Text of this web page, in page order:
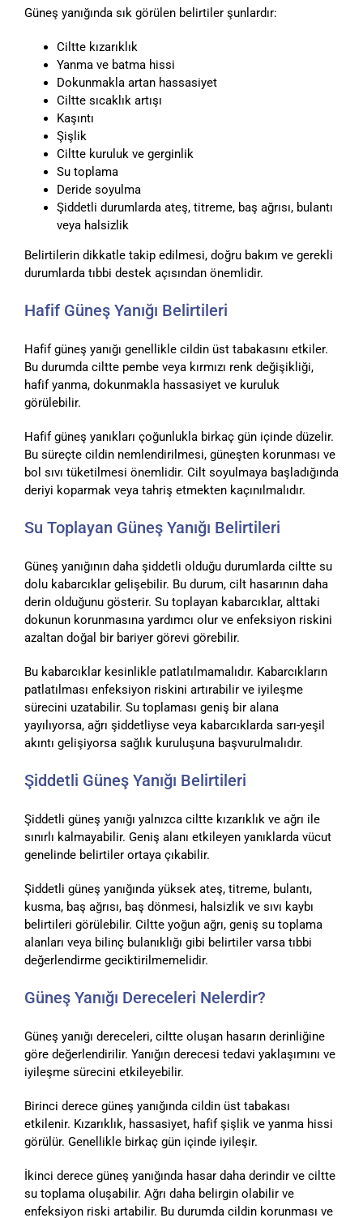
Güneş yanığında sık görülen belirtiler şunlardır:
Ciltte kızarıklık
Yanma ve batma hissi
Dokunmakla artan hassasiyet
Ciltte sıcaklık artışı
Kaşıntı
Şişlik
Ciltte kuruluk ve gerginlik
Su toplama
Deride soyulma
Şiddetli durumlarda ateş, titreme, baş ağrısı, bulantı
veya halsizlik
Belirtilerin dikkatle takip edilmesi, doğru bakım ve gerekli
durumlarda tıbbi destek açısından önemlidir.
Hafif Güneş Yanığı Belirtileri
Hafif güneş yanığı genellikle cildin üst tabakasını etkiler.
Bu durumda ciltte pembe veya kırmızı renk değişikliği,
hafif yanma, dokunmakla hassasiyet ve kuruluk
görülebilir.
Hafif güneş yanıkları çoğunlukla birkaç gün içinde düzelir.
Bu süreçte cildin nemlendirilmesi, güneşten korunması ve
bol sıvı tüketilmesi önemlidir. Cilt soyulmaya başladığında
deriyi koparmak veya tahriş etmekten kaçınılmalıdır.
Su Toplayan Güneş Yanığı Belirtileri
Güneş yanığının daha şiddetli olduğu durumlarda ciltte su
dolu kabarcıklar gelişebilir. Bu durum, cilt hasarının daha
derin olduğunu gösterir. Su toplayan kabarcıklar, alttaki
dokunun korunmasına yardımcı olur ve enfeksiyon riskini
azaltan doğal bir bariyer görevi görebilir.
Bu kabarcıklar kesinlikle patlatılmamalıdır. Kabarcıkların
patlatılması enfeksiyon riskini artırabilir ve iyileşme
sürecini uzatabilir. Su toplaması geniş bir alana
yayılıyorsa, ağrı şiddetliyse veya kabarcıklarda sarı-yeşil
akıntı gelişiyorsa sağlık kuruluşuna başvurulmalıdır.
Şiddetli Güneş Yanığı Belirtileri
Şiddetli güneş yanığı yalnızca ciltte kızarıklık ve ağrı ile
sınırlı kalmayabilir. Geniş alanı etkileyen yanıklarda vücut
genelinde belirtiler ortaya çıkabilir.
Şiddetli güneş yanığında yüksek ateş, titreme, bulantı,
kusma, baş ağrısı, baş dönmesi, halsizlik ve sıvı kaybı
belirtileri görülebilir. Ciltte yoğun ağrı, geniş su toplama
alanları veya bilinç bulanıklığı gibi belirtiler varsa tıbbi
değerlendirme geciktirilmemelidir.
Güneş Yanığı Dereceleri Nelerdir?
Güneş yanığı dereceleri, ciltte oluşan hasarın derinliğine
göre değerlendirilir. Yanığın derecesi tedavi yaklaşımını ve
iyileşme sürecini etkileyebilir.
Birinci derece güneş yanığında cildin üst tabakası
etkilenir. Kızarıklık, hassasiyet, hafif şişlik ve yanma hissi
görülür. Genellikle birkaç gün içinde iyileşir.
İkinci derece güneş yanığında hasar daha derindir ve ciltte
su toplama oluşabilir. Ağrı daha belirgin olabilir ve
enfeksiyon riski artabilir. Bu durumda cildin korunması ve